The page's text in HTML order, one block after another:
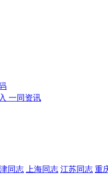
一同资讯
同志 上海同志 江苏同志 重